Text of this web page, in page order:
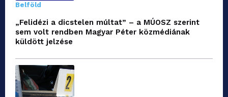
Belföld
„Felidézi a dicstelen múltat” – a MÚOSZ szerint
sem volt rendben Magyar Péter közmédiának
küldött jelzése